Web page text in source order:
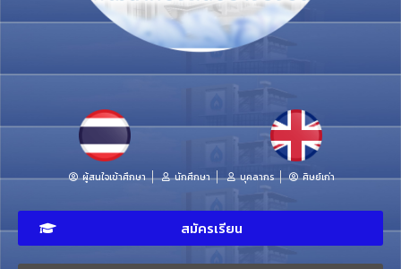
ผู้สนใจเข้าศึกษา นักศึกษา บุคลากร ศิษย์เก่า
สมัครเรียน